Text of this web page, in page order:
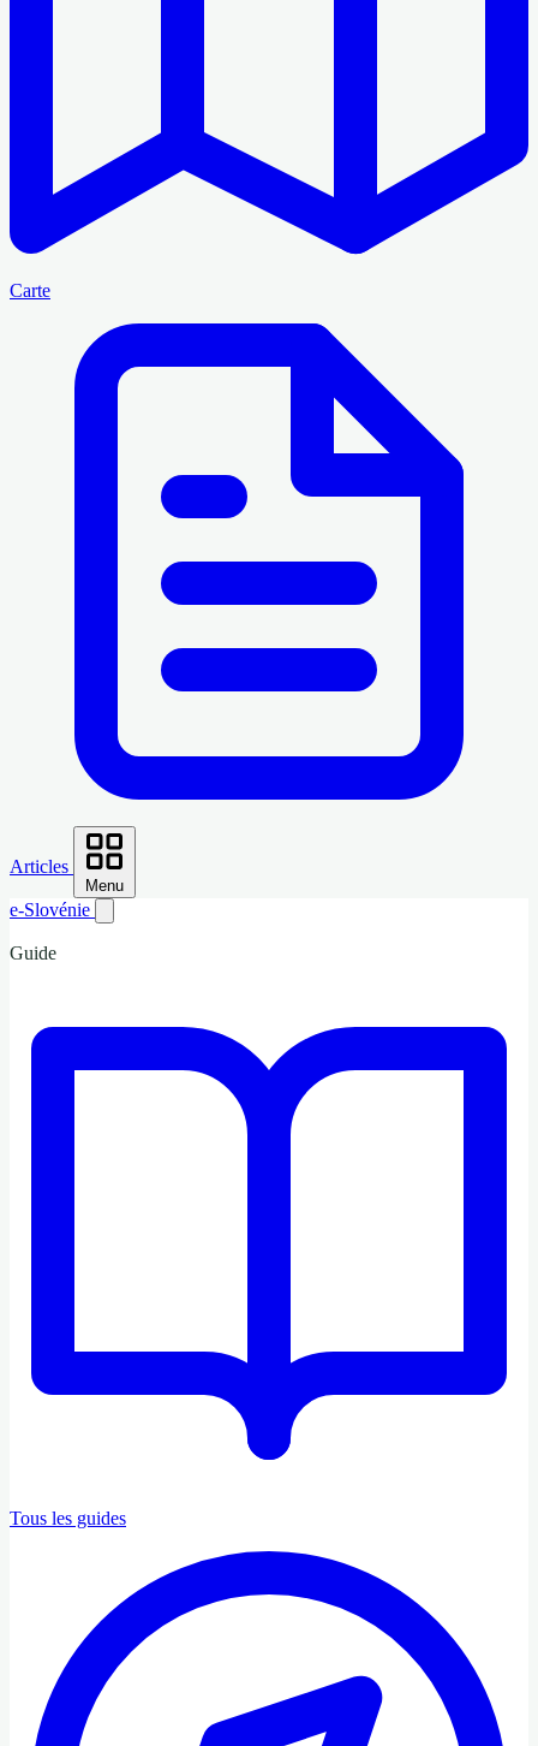
Carte
Articles
Menu
e-Slovénie
Guide
Tous les guides